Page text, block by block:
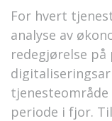
For hvert
analyse av
redegjørelse
periode i fjor.